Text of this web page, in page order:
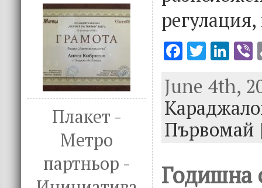
Плакет -
Метро
партньор -
F
e
b
o
o
T
it
te
r
Li
k
e
dI
n
June 4th,
Първомай
Годишна